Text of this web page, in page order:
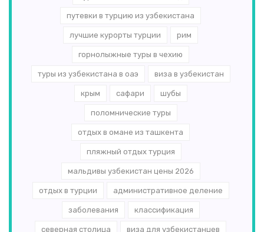
путевки в турцию из узбекистана
лучшие курорты турции рим
горнолыжные туры в чехию
туры из узбекистана в оаэ виза в узбекистан
крым сафари шубы
поломнические туры
отдых в омане из ташкента
пляжный отдых турция
мальдивы узбекистан цены 2026
отдых в турции административное деление
заболевания классификация
северная столица виза для узбекистанцев